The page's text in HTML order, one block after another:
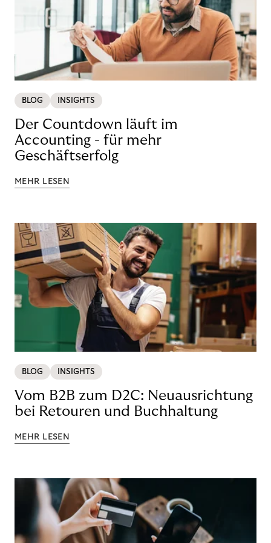
BLOG INSIGHTS
Der Countdown läuft im
Accounting - für mehr
Geschäftserfolg
MEHR LESEN
BLOG INSIGHTS
Vom B2B zum D2C: Neuausrichtung
bei Retouren und Buchhaltung
MEHR LESEN